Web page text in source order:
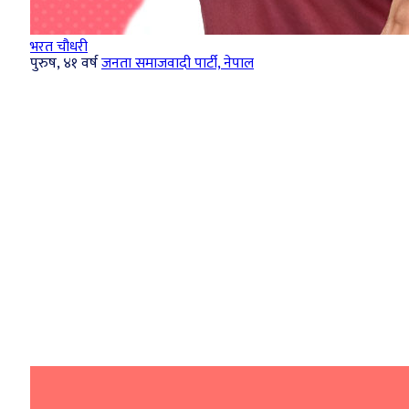
भरत चौधरी
पुरुष, ४१ वर्षजनता समाजवादी पार्टी, नेपाल